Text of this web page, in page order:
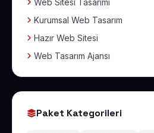
Web Sitesi Tasarımı
Kurumsal Web Tasarım
Hazır Web Sitesi
Web Tasarım Ajansı
Paket Kategorileri